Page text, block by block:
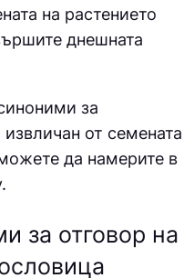
на растението
днешната
за
от семената
да намерите в
за отговор на